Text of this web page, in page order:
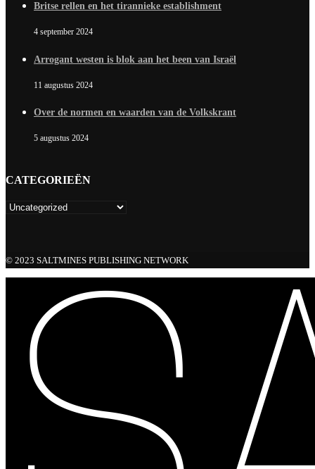
Britse rellen en het tirannieke establishment
4 september 2024
Arrogant westen is blok aan het been van Israël
11 augustus 2024
Over de normen en waarden van de Volkskrant
5 augustus 2024
CATEGORIEËN
© 2023 SALTMINES PUBLISHING NETWORK